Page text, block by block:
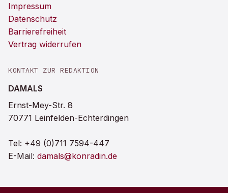
Impressum
Datenschutz
Barrierefreiheit
Vertrag widerrufen
KONTAKT ZUR REDAKTION
DAMALS
Ernst-Mey-Str. 8
70771 Leinfelden-Echterdingen
Tel: +49 (0)711 7594-447
E-Mail: damals@konradin.de